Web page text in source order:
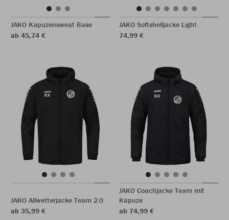
JAKO Kapuzensweat Base
ab 45,74 €
JAKO Softshelljacke Light
74,99 €
JAKO Allwetterjacke Team 2.0
ab 35,99 €
JAKO Coachjacke Team mit
Kapuze
ab 74,99 €